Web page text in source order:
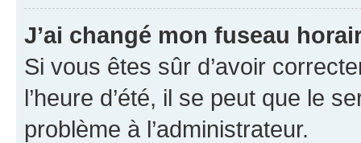
J’ai changé mon fuseau
Si vous êtes sûr d’avoir
l’heure d’été, il se peut que le
problème à l’administrateur.